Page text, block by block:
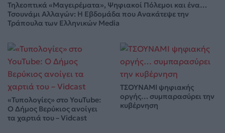
Τηλεοπτικά «Μαγειρέματα», Ψηφιακοί Πόλεμοι και ένα…
Τσουνάμι Αλλαγών: Η Εβδομάδα που Ανακάτεψε την
Τράπουλα των Ελληνικών Media
«Τυπολογίες» στο YouTube:
Ο Δήμος Βερύκιος ανοίγει
τα χαρτιά του – Vidcast
ΤΣΟΥΝΑΜΙ ψηφιακής
οργής… συμπαρασύρει την
κυβέρνηση